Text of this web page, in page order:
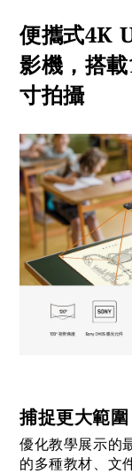
便攜式4K
影機，搭
寸拍攝
捕捉更大範
優化教學展示的
的多種教材、文